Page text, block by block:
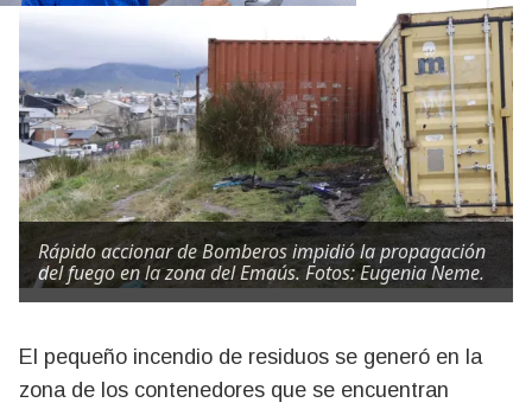
Rápido accionar de Bomberos impidió la propagación
del fuego en la zona del Emaús. Fotos: Eugenia Neme.
El pequeño incendio de residuos se generó en la
zona de los contenedores que se encuentran